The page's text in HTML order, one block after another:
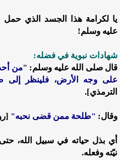
يا لكرامة هذا الجسد الذي
عليه وسلم!
شهادات نبوية في فضله:
قالصلى الله عليه وسلم: "من
على وجه الأرض، فلينظر إلى
الترمذي].
وقال: "طلحة ممن قضى نحبه"
أي بذل حياته في سبيل الله،
نيّته وفعله.